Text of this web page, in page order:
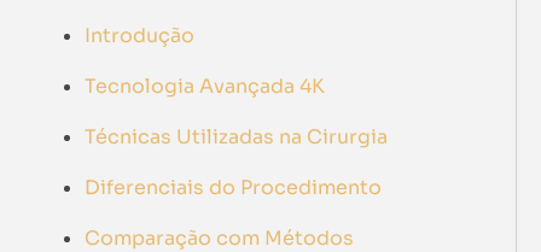
Introdução
Tecnologia Avançada 4K
Técnicas Utilizadas na Cirurgia
Diferenciais do Procedimento
Comparação com Métodos